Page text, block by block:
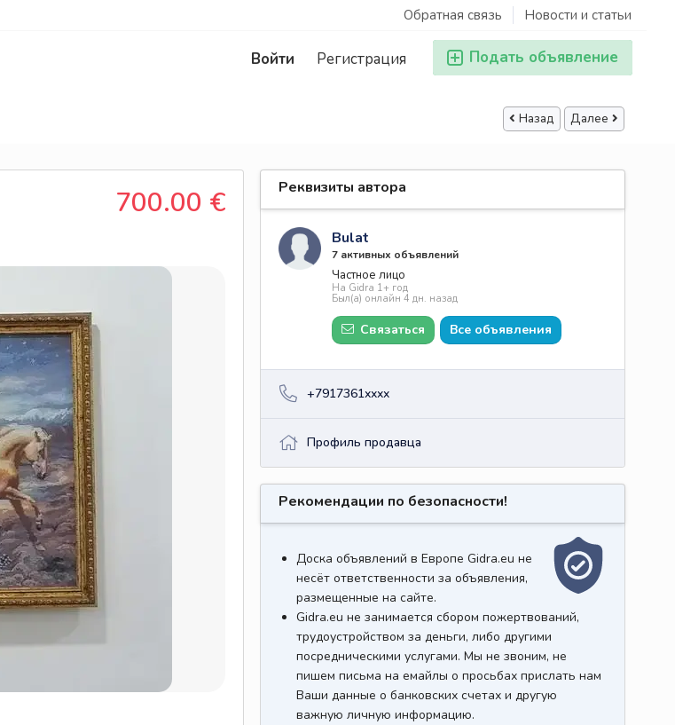
Новости и статьи
Обратная связь
Подать объявление
Регистрация
Войти
Назад Далее
700.00 € Реквизиты автора
Bulat
7 активных объявлений
Частное лицо
На Gidra 1+ год
Был(а) онлайн 4 дн. назад
Связаться Все объявления
+7917361xxxx
Профиль продавца
Рекомендации по безопасности!
Доска объявлений в Европе Gidra.eu не
несёт ответственности за объявления,
размещенные на сайте.
Gidra.eu не занимается сбором пожертвований,
трудоустройством за деньги, либо другими
посредническими услугами. Мы не звоним, не
пишем письма на емайлы о просьбах прислать нам
Ваши данные о банковских счетах и другую
важную личную информацию.